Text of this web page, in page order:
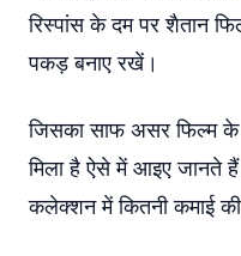
रिस्पांस के दम पर शैतान
पकड़ बनाए रखें।
जिसका साफ असर फिल्म के
मिला है ऐसे में आइए जानते हैं
कलेक्शन में कितनी कमाई